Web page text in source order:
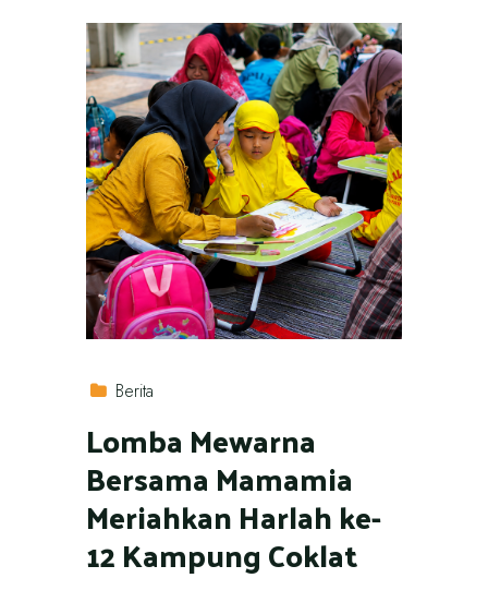
Berita
Lomba Mewarna
Bersama Mamamia
Meriahkan Harlah ke-
12 Kampung Coklat